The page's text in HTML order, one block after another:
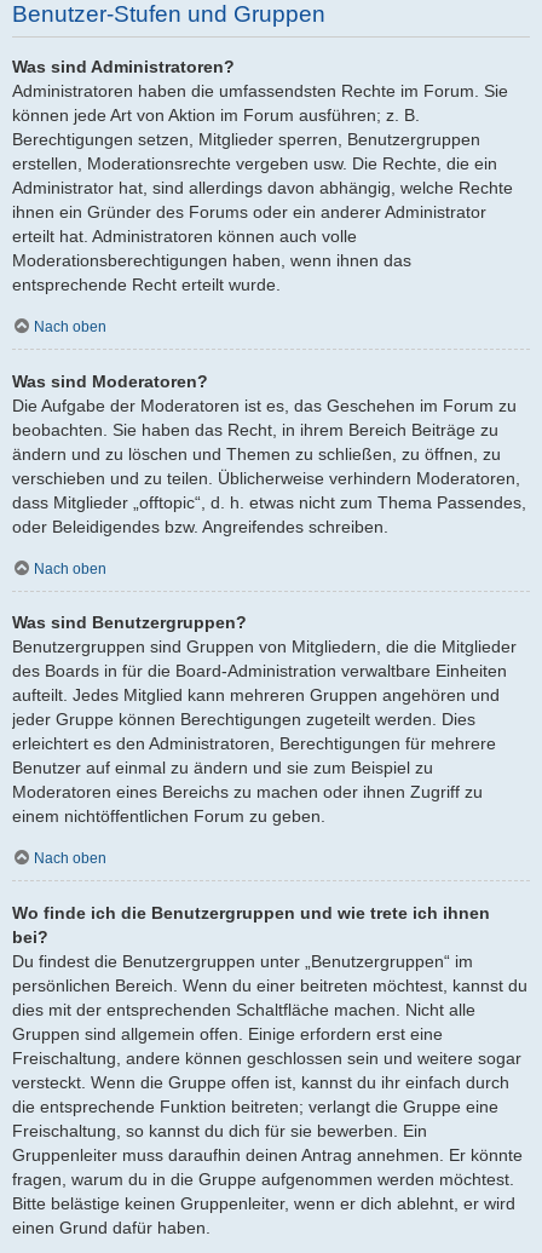
Benutzer-Stufen und Gruppen
Was sind Administratoren?
Administratoren haben die umfassendsten Rechte im Forum. Sie
können jede Art von Aktion im Forum ausführen; z. B.
Berechtigungen setzen, Mitglieder sperren, Benutzergruppen
erstellen, Moderationsrechte vergeben usw. Die Rechte, die ein
Administrator hat, sind allerdings davon abhängig, welche Rechte
ihnen ein Gründer des Forums oder ein anderer Administrator
erteilt hat. Administratoren können auch volle
Moderationsberechtigungen haben, wenn ihnen das
entsprechende Recht erteilt wurde.
Nach oben
Was sind Moderatoren?
Die Aufgabe der Moderatoren ist es, das Geschehen im Forum zu
beobachten. Sie haben das Recht, in ihrem Bereich Beiträge zu
ändern und zu löschen und Themen zu schließen, zu öffnen, zu
verschieben und zu teilen. Üblicherweise verhindern Moderatoren,
dass Mitglieder „offtopic“, d. h. etwas nicht zum Thema Passendes,
oder Beleidigendes bzw. Angreifendes schreiben.
Nach oben
Was sind Benutzergruppen?
Benutzergruppen sind Gruppen von Mitgliedern, die die Mitglieder
des Boards in für die Board-Administration verwaltbare Einheiten
aufteilt. Jedes Mitglied kann mehreren Gruppen angehören und
jeder Gruppe können Berechtigungen zugeteilt werden. Dies
erleichtert es den Administratoren, Berechtigungen für mehrere
Benutzer auf einmal zu ändern und sie zum Beispiel zu
Moderatoren eines Bereichs zu machen oder ihnen Zugriff zu
einem nichtöffentlichen Forum zu geben.
Nach oben
Wo finde ich die Benutzergruppen und wie trete ich ihnen
bei?
Du findest die Benutzergruppen unter „Benutzergruppen“ im
persönlichen Bereich. Wenn du einer beitreten möchtest, kannst du
dies mit der entsprechenden Schaltfläche machen. Nicht alle
Gruppen sind allgemein offen. Einige erfordern erst eine
Freischaltung, andere können geschlossen sein und weitere sogar
versteckt. Wenn die Gruppe offen ist, kannst du ihr einfach durch
die entsprechende Funktion beitreten; verlangt die Gruppe eine
Freischaltung, so kannst du dich für sie bewerben. Ein
Gruppenleiter muss daraufhin deinen Antrag annehmen. Er könnte
fragen, warum du in die Gruppe aufgenommen werden möchtest.
Bitte belästige keinen Gruppenleiter, wenn er dich ablehnt, er wird
einen Grund dafür haben.